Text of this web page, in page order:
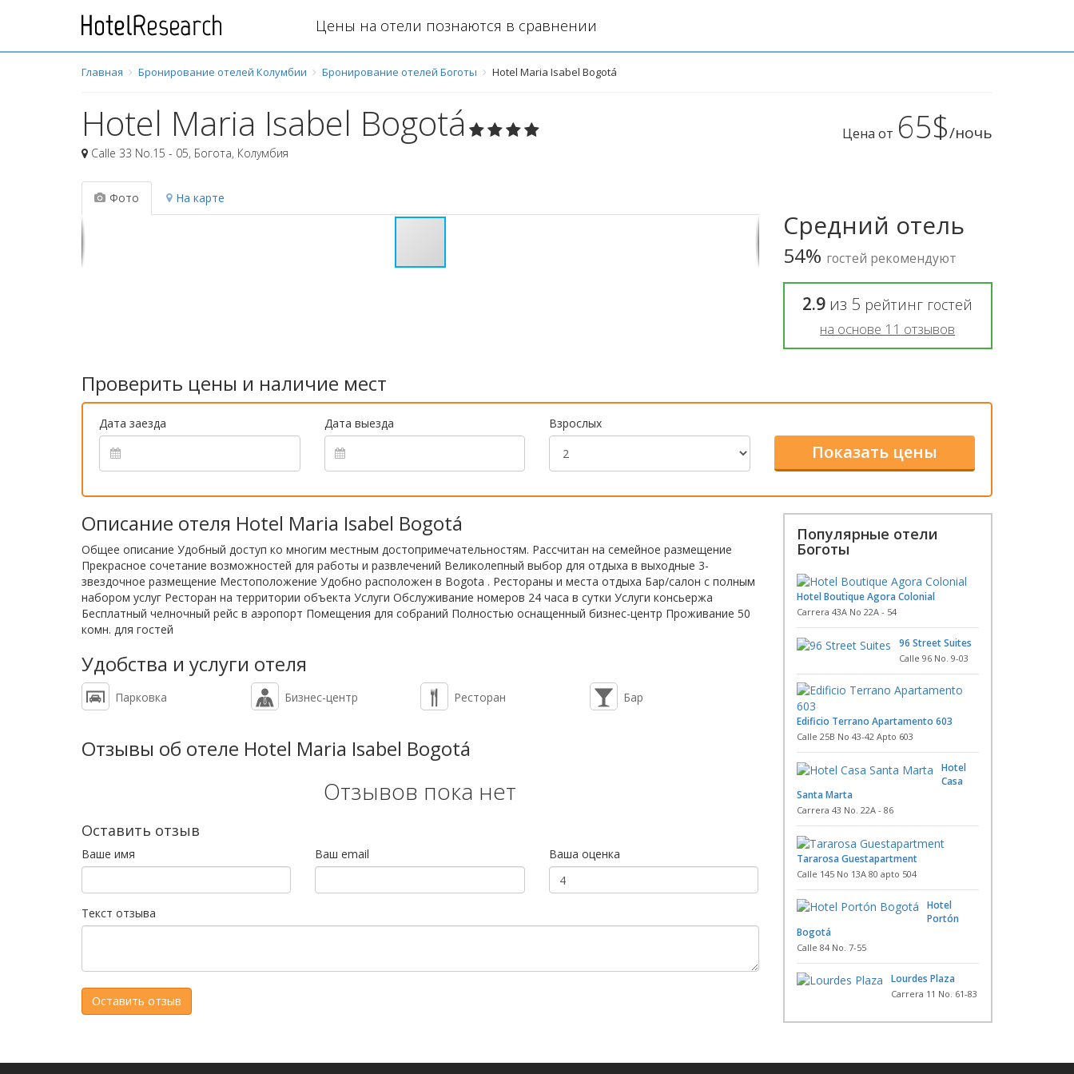
Цены на отели познаются в сравнении
Главная Бронирование отелей Колумбии Бронирование отелей Боготы Hotel Maria Isabel Bogotá
Hotel Maria Isabel Bogotá
Calle 33 No.15 - 05, Богота, Колумбия
Цена от 65$/ночь
Фото На карте
Средний отель
54% гостей рекомендуют
2.9 из 5 рейтинг гостей
на основе 11 отзывов
Проверить цены и наличие мест
Дата заезда Дата выезда Взрослых
Описание отеля Hotel Maria Isabel Bogotá
Общее описание Удобный доступ ко многим местным достопримечательностям. Рассчитан на семейное размещение
Прекрасное сочетание возможностей для работы и развлечений Великолепный выбор для отдыха в выходные 3-
звездочное размещение Местоположение Удобно расположен в Bogota . Рестораны и места отдыха Бар/салон с полным
набором услуг Ресторан на территории объекта Услуги Обслуживание номеров 24 часа в сутки Услуги консьержа
Бесплатный челночный рейс в аэропорт Помещения для собраний Полностью оснащенный бизнес-центр Проживание 50
комн. для гостей
Удобства и услуги отеля
Парковка Бизнес-центр Ресторан Бар
Отзывы об отеле Hotel Maria Isabel Bogotá
Отзывов пока нет
Оставить отзыв
Ваше имя Ваш email Ваша оценка
Текст отзыва
Популярные отели
Боготы
Hotel Boutique Agora Colonial
Carrera 43A No 22A - 54
96 Street Suites
Calle 96 No. 9-03
Edificio Terrano Apartamento 603
Calle 25B No 43-42 Apto 603
Hotel
Casa
Santa Marta
Carrera 43 No. 22A - 86
Tararosa Guestapartment
Calle 145 No 13A 80 apto 504
Hotel
Portón
Bogotá
Calle 84 No. 7-55
Lourdes Plaza
Carrera 11 No. 61-83